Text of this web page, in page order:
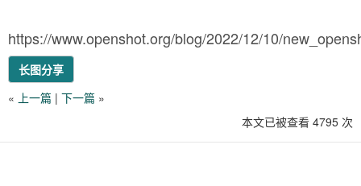
https://www.openshot.org/blog/2022/12/10/
长图分享
« 上一篇 | 下一篇 »
本文已被查看 4795 次